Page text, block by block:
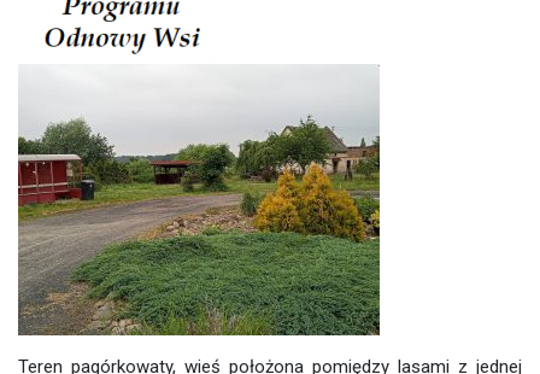
Teren pagórkowaty, wieś położona pomiędzy lasami z jednej